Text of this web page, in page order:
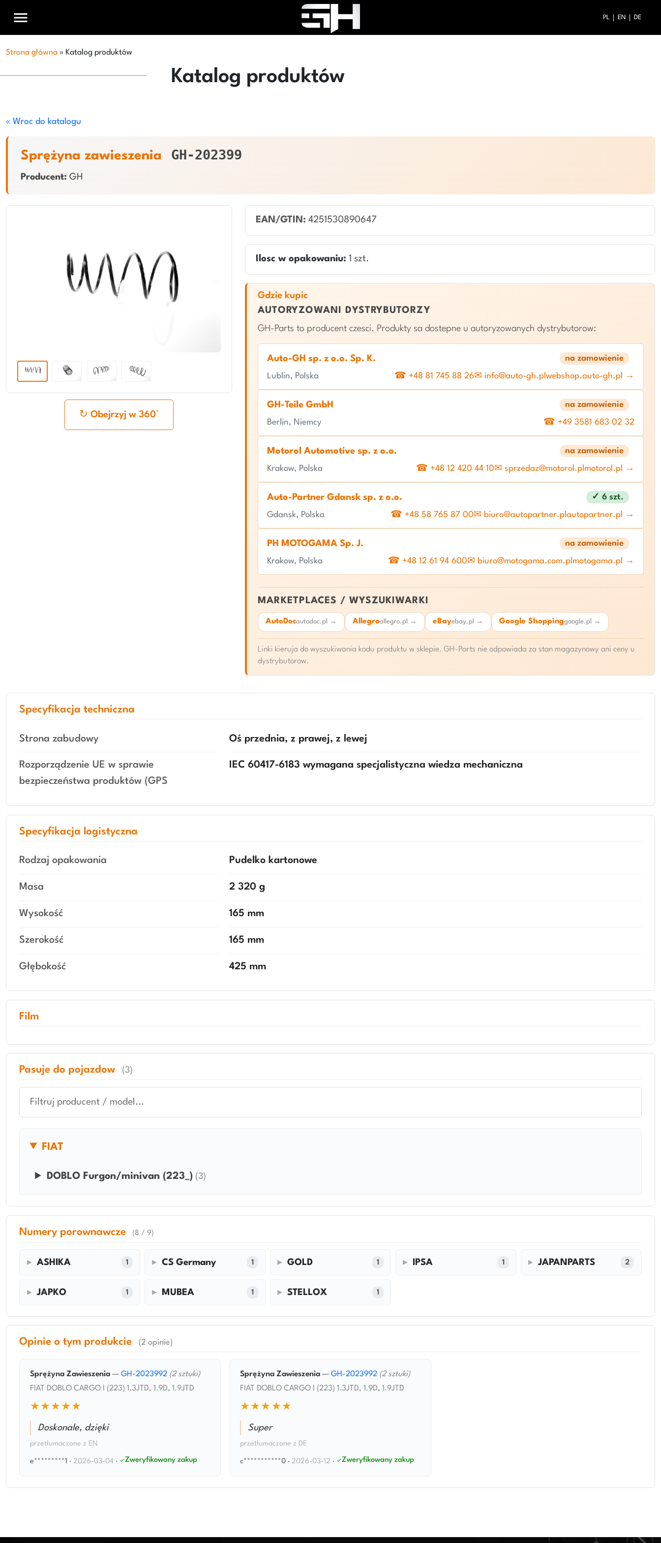
menu PL EN DE
Strona główna » Katalog produktów
Katalog produktów
« Wroc do katalogu
Sprężyna zawieszenia GH-202399
Producent: GH
Obejrzyj w 360°
EAN/GTIN: 4251530890647
Ilosc w opakowaniu: 1 szt.
Gdzie kupic
AUTORYZOWANI DYSTRYBUTORZY
GH-Parts to producent czesci. Produkty sa dostepne u autoryzowanych dystrybutorow:
Auto-GH sp. z o.o. Sp. K. na zamowienie
Lublin, Polska ☎ +48 81 745 88 26✉ info@auto-gh.plwebshop.auto-gh.pl →
GH-Teile GmbH na zamowienie
Berlin, Niemcy ☎ +49 3581 683 02 32
Motorol Automotive sp. z o.o. na zamowienie
Krakow, Polska ☎ +48 12 420 44 10✉ sprzedaz@motorol.pl motorol.pl →
Auto-Partner Gdansk sp. z o.o. ✓ 6 szt.
Gdansk, Polska ☎ +48 58 765 87 00✉ biuro@autopartner.plautopartner.pl →
PH MOTOGAMA Sp. J. na zamowienie
Krakow, Polska ☎ +48 12 61 94 600✉ biuro@motogama.com.pl motogama.pl →
MARKETPLACES / WYSZUKIWARKI
AutoDocautodoc.pl → Allegroallegro.pl → eBayebay.pl → Google Shoppinggoogle.pl →
Linki kieruja do wyszukiwania kodu produktu w sklepie. GH-Parts nie odpowiada za stan magazynowy ani ceny u
dystrybutorow.
Specyfikacja techniczna
Strona zabudowy Oś przednia, z prawej, z lewej
Rozporządzenie UE w sprawie
bezpieczeństwa produktów (GPS
IEC 60417-6183 wymagana specjalistyczna wiedza mechaniczna
Specyfikacja logistyczna
Rodzaj opakowania Pudelko kartonowe
Masa 2 320 g
Wysokość 165 mm
Szerokość 165 mm
Głębokość 425 mm
Film
Pasuje do pojazdow (3)
FIAT
DOBLO Furgon/minivan (223_) (3)
Numery porownawcze (8 / 9)
ASHIKA 1 CS Germany 1 GOLD 1 IPSA 1 JAPANPARTS 2
JAPKO 1 MUBEA 1 STELLOX 1
Opinie o tym produkcie (2 opinie)
Sprężyna Zawieszenia— GH-2023992 (2 sztuki)
FIAT DOBLO CARGO I (223) 1.3JTD, 1.9D, 1.9JTD
★★★★★
Doskonale, dzięki
przetłumaczone z EN
e*********1 · 2026-03-04 · Zweryfikowany zakup
Sprężyna Zawieszenia —GH-2023992 (2 sztuki)
FIAT DOBLO CARGO I (223) 1.3JTD, 1.9D, 1.9JTD
★★★★★
Super
przetłumaczone z DE
c***********0 ·2026-03-12 · Zweryfikowany zakup